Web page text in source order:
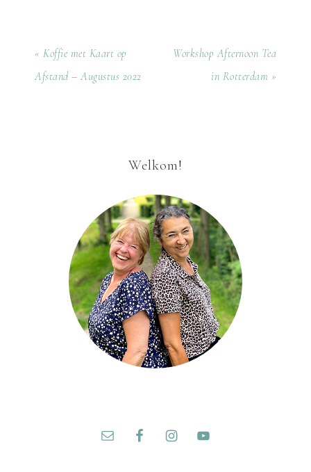
« Koffie met Kaart op
Afstand – Augustus 2022
Workshop Afternoon Tea
in Rotterdam »
Welkom!